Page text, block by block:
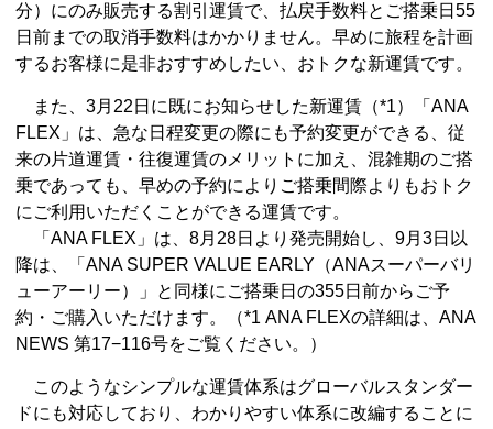
分）にのみ販売する割引運賃で、払戻手数料とご搭乗日55
日前までの取消手数料はかかりません。早めに旅程を計画
するお客様に是非おすすめしたい、おトクな新運賃です。
また、3月22日に既にお知らせした新運賃（*1）「ANA
FLEX」は、急な日程変更の際にも予約変更ができる、従
来の片道運賃・往復運賃のメリットに加え、混雑期のご搭
乗であっても、早めの予約によりご搭乗間際よりもおトク
にご利用いただくことができる運賃です。
「ANA FLEX」は、8月28日より発売開始し、9月3日以
降は、「ANA SUPER VALUE EARLY（ANAスーパーバリ
ューアーリー）」と同様にご搭乗日の355日前からご予
約・ご購入いただけます。（*1 ANA FLEXの詳細は、ANA
NEWS 第17−116号をご覧ください。）
このようなシンプルな運賃体系はグローバルスタンダー
ドにも対応しており、わかりやすい体系に改編することに